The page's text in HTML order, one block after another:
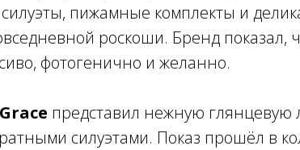
пижамные комплекты и
роскоши. Бренд показал,
фотогенично и желанно.
представил нежную
силуэтами. Показ прошёл в